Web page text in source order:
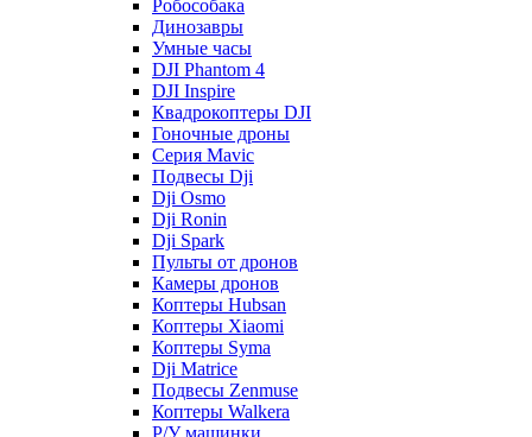
Робособака
Динозавры
Умные часы
DJI Phantom 4
DJI Inspire
Квадрокоптеры DJI
Гоночные дроны
Серия Mavic
Подвесы Dji
Dji Osmo
Dji Ronin
Dji Spark
Пульты от дронов
Камеры дронов
Коптеры Hubsan
Коптеры Xiaomi
Коптеры Syma
Dji Matrice
Подвесы Zenmuse
Коптеры Walkera
Р/У машинки